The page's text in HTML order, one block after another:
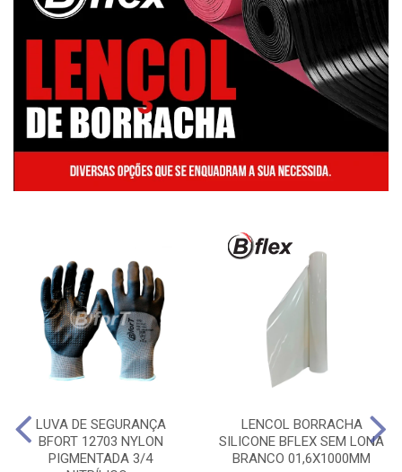
LUVA DE SEGURANÇA
BFORT 12703 NYLON
PIGMENTADA 3/4
LENCOL BORRACHA
SILICONE BFLEX SEM LONA
BRANCO 01,6X1000MM